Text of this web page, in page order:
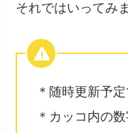
それではいってみ
＊随時更新予定
＊カッコ内の